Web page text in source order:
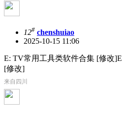
12# chenshuiao
2025-10-15 11:06
E: TV常用工具类软件合集 [修改
[修改]
来自四川